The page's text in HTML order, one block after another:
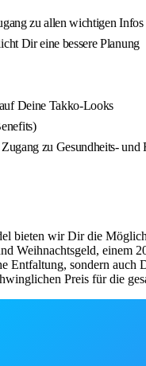
zu allen wichtigen
Dir eine bessere Planung
Deine Takko-Looks
zu Gesundheits- und
bieten wir Dir die
Weihnachtsgeld, einem
sondern auch
Preis für die